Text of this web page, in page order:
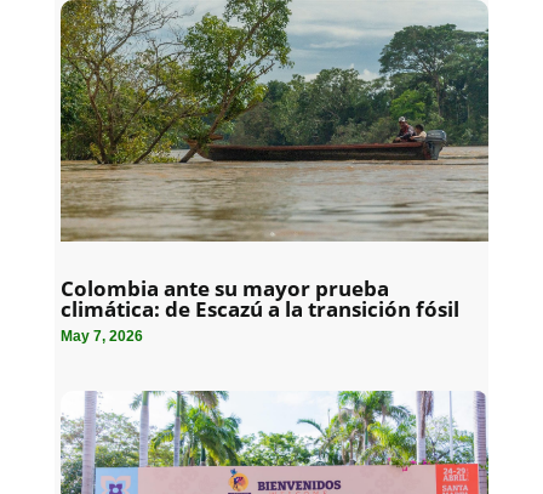
Colombia ante su mayor prueba
climática: de Escazú a la transición fósil
May 7, 2026